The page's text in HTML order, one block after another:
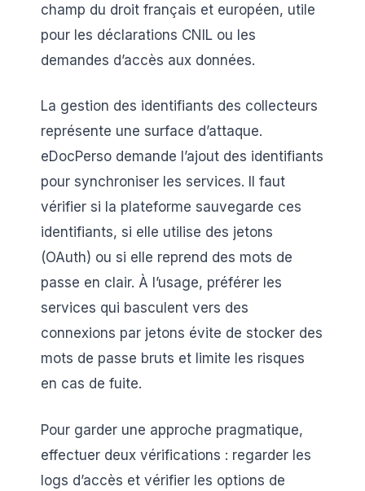
champ du droit français et européen, utile
pour les déclarations CNIL ou les
demandes d’accès aux données.
La gestion des identifiants des collecteurs
représente une surface d’attaque.
eDocPerso demande l’ajout des identifiants
pour synchroniser les services. Il faut
vérifier si la plateforme sauvegarde ces
identifiants, si elle utilise des jetons
(OAuth) ou si elle reprend des mots de
passe en clair. À l’usage, préférer les
services qui basculent vers des
connexions par jetons évite de stocker des
mots de passe bruts et limite les risques
en cas de fuite.
Pour garder une approche pragmatique,
effectuer deux vérifications : regarder les
logs d’accès et vérifier les options de